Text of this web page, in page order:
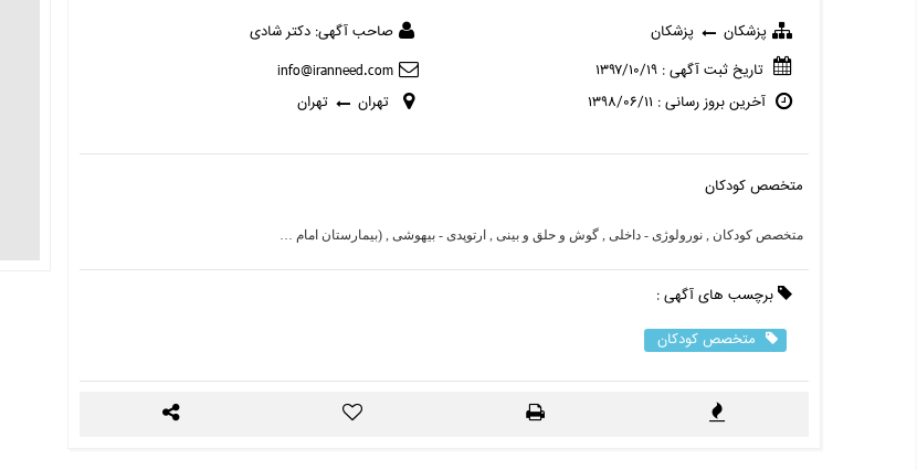
صاحب آگهی: دکتر شادی
تهران تهران
پزشکان
پزشکان
تاریخ ثبت آگهی : ۱۳۹۷/۱۰/۱۹
آخرین بروز رسانی : ۱۳۹۸/۰۶/۱۱
متخصص کودکان
متخصص کودکان , نورولوژی - داخلی , گوش و حلق و بینی , ارتوپدی - بیهوشی , (بیمارستان امام …
برچسب های آگهی :
متخصص کودکان